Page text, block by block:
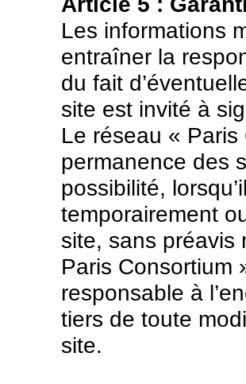
Les informations
entraîner la
du fait
site est invité à
Le réseau «
permanence des
possibilité,
temporairement
site, sans préavis
Paris Consortium
responsable à
tiers de toute
site.